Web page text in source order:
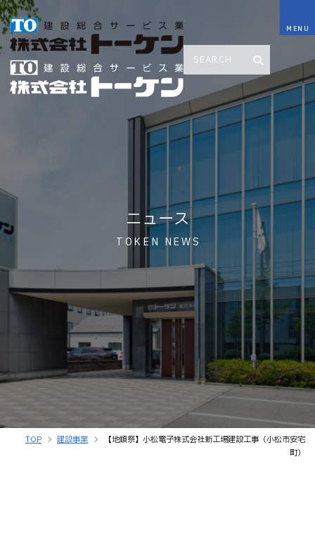
ニュース
TOKEN NEWS
TOP 建設事業
【地鎮祭】小松電子株式会社新工場建設工事（小松市安宅
町）